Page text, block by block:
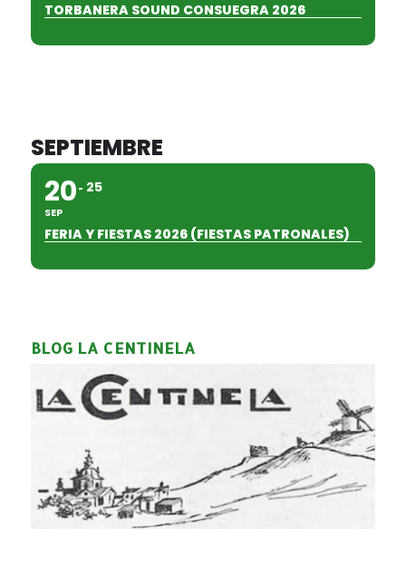
TORBANERA SOUND CONSUEGRA 2026
SEPTIEMBRE
20
SEP
25
FERIA Y FIESTAS 2026 (FIESTAS PATRONALES)
BLOG LA CENTINELA